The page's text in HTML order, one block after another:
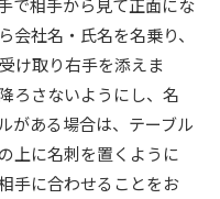
で相手から見て正面にな
会社名・氏名を名乗り、
け取り右手を添えま
ろさないようにし、名
がある場合は、テーブル
上に名刺を置くように
手に合わせることをお